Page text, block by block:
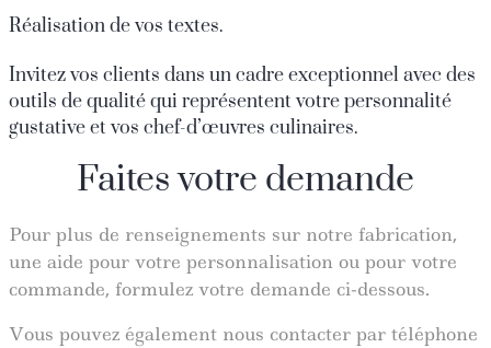
Réalisation de vos textes.
Invitez vos clients dans un cadre exceptionnel avec des
outils de qualité qui représentent votre personnalité
gustative et vos chef-d’œuvres culinaires.
Faites votre demande
Pour plus de renseignements sur notre fabrication,
une aide pour votre personnalisation ou pour votre
commande, formulez votre demande ci-dessous.
Vous pouvez également nous contacter par téléphone